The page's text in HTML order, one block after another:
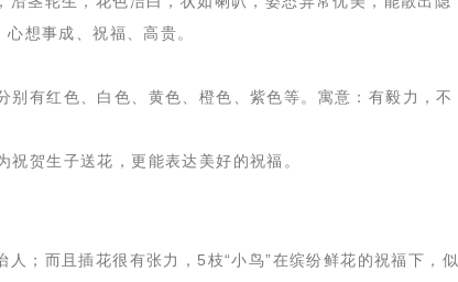
想事成、祝福、高贵。
有红色、白色、黄色、橙色、紫色等。寓意：有毅力，不
贺生子送花，更能表达美好的祝福。
；而且插花很有张力，5枝“小鸟”在缤纷鲜花的祝福下，似